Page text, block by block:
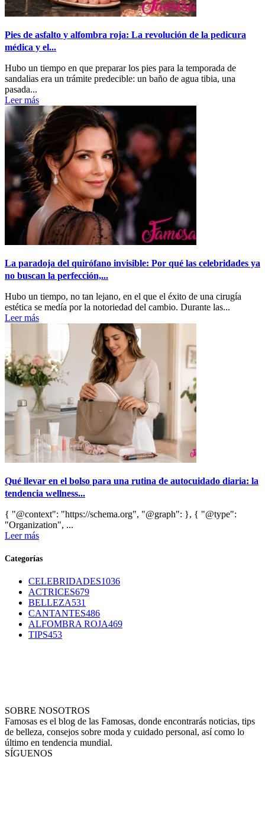
Pies de asfalto y alfombra roja: La revolución de la pedicura
médica y el...
Hubo un tiempo en que preparar los pies para la temporada de
sandalias era un trámite predecible: un baño de agua tibia, una
pasada...
Leer más
La paradoja del quirófano invisible: Por qué las celebridades ya
no buscan la perfección,...
Hubo un tiempo, no tan lejano, en el que el éxito de una cirugía
estética se medía por la notoriedad del cambio. Durante las...
Leer más
Qué llevar en el bolso para una rutina de autocuidado diaria: la
tendencia wellness...
{ "@context": "https://schema.org", "@graph": }, { "@type":
"Organization", ...
Leer más
Categorías
CELEBRIDADES1036
ACTRICES679
BELLEZA531
CANTANTES486
ALFOMBRA ROJA469
TIPS453
SOBRE NOSOTROS
Famosas es el blog de las Famosas, donde encontrarás noticias, tips
de belleza, consejos sobre moda y cuidado personal, así como lo
último en tendencia mundial.
SÍGUENOS